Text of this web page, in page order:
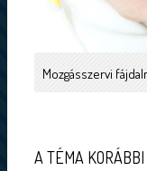
Mozgásszervi
A TÉMA